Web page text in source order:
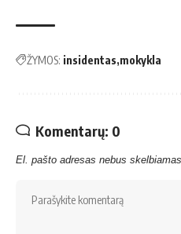
ŽYMOS: insidentas mokykla
Komentarų: 0
El. pašto adresas nebus